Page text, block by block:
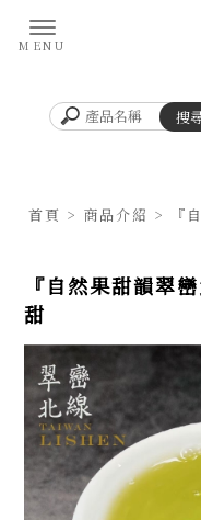
首頁 > 商品介紹 > 『
『自然果甜韻翠
甜